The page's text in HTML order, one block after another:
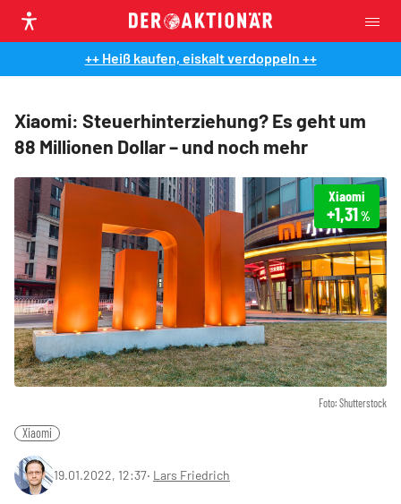
++ Heiß kaufen, eiskalt verdoppeln ++
Xiaomi: Steuerhinterziehung? Es geht um
88 Millionen Dollar – und noch mehr
Foto: Shutterstock
Xiaomi
+1,31%
Xiaomi
19.01.2022, 12:37‧ Lars Friedrich